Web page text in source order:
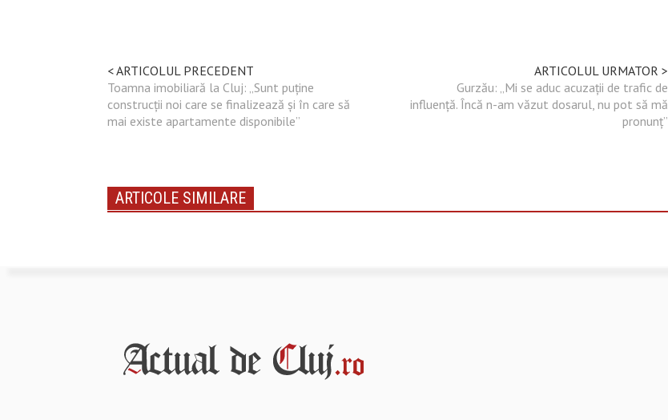
< ARTICOLUL PRECEDENT
Toamna imobiliară la Cluj: „Sunt puține
construcții noi care se finalizează și în care să
mai existe apartamente disponibile”
ARTICOLUL URMATOR >
Gurzău: „Mi se aduc acuzații de trafic de
influență. Încă n-am văzut dosarul, nu pot să mă
pronunț”
ARTICOLE SIMILARE